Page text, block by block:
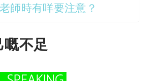
師時有咩要注意？
嘅不足